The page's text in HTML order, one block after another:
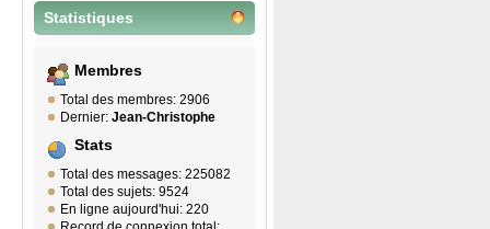
Statistiques
Membres
Total des membres: 2906
Dernier: Jean-Christophe
Stats
Total des messages: 225082
Total des sujets: 9524
En ligne aujourd'hui: 220